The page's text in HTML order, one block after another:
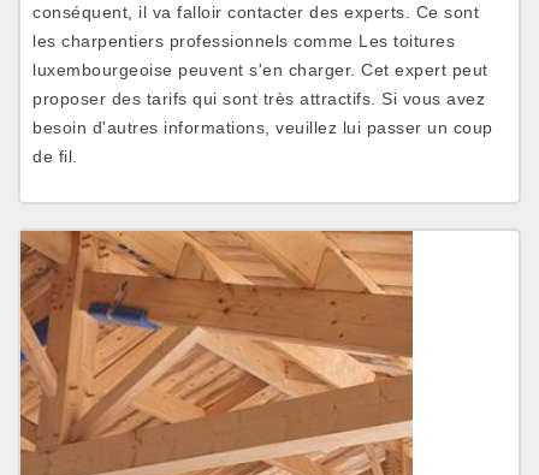
conséquent, il va falloir contacter des experts. Ce sont
les charpentiers professionnels comme Les toitures
luxembourgeoise peuvent s'en charger. Cet expert peut
proposer des tarifs qui sont très attractifs. Si vous avez
besoin d'autres informations, veuillez lui passer un coup
de fil.